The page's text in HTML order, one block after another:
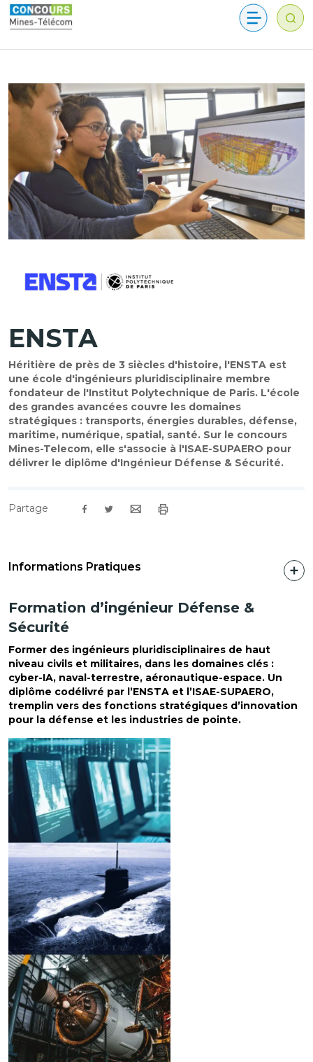
ENSTA
Héritière de près de 3 siècles d'histoire, l'ENSTA est
une école d'ingénieurs pluridisciplinaire membre
fondateur de l'Institut Polytechnique de Paris. L'école
des grandes avancées couvre les domaines
stratégiques : transports, énergies durables, défense,
maritime, numérique, spatial, santé. Sur le concours
Mines-Telecom, elle s'associe à l'ISAE-SUPAERO pour
délivrer le diplôme d'Ingénieur Défense & Sécurité.
Partage
Formation d’ingénieur Défense &
Sécurité
Former des ingénieurs pluridisciplinaires de haut
niveau civils et militaires, dans les domaines clés :
cyber-IA, naval-terrestre, aéronautique-espace. Un
diplôme codélivré par l’ENSTA et l’ISAE-SUPAERO,
tremplin vers des fonctions stratégiques d’innovation
pour la défense et les industries de pointe.
Informations Pratiques